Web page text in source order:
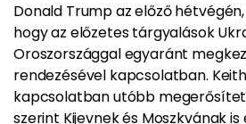
Donald Trump az előző
hogy az előzetes tárgyalások
Oroszországgal egyaránt
rendezésével kapcsolatban.
kapcsolatban utóbb
szerint Kijevnek és Moszkvának